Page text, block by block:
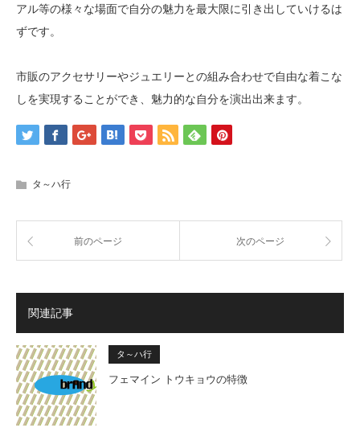
アル等の様々な場面で自分の魅力を最大限に引き出していけるは
ずです。
市販のアクセサリーやジュエリーとの組み合わせで自由な着こな
しを実現することができ、魅力的な自分を演出出来ます。
タ～ハ行
前のページ 次のページ
関連記事
タ～ハ行
フェマイン トウキョウの特徴